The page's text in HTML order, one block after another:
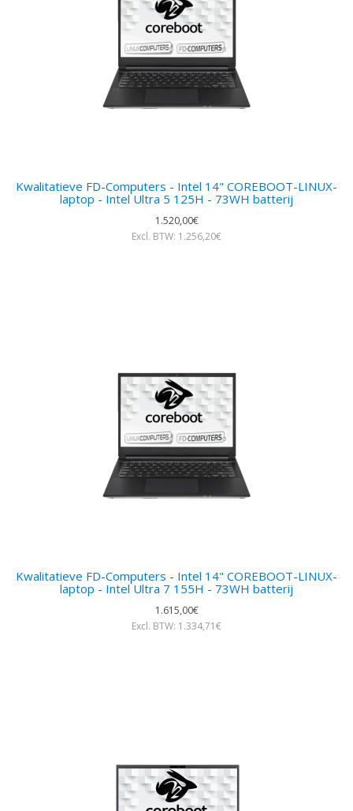
Kwalitatieve FD-Computers - Intel 14" COREBOOT-LINUX-
laptop - Intel Ultra 5 125H - 73WH batterij
1.520,00€
Excl. BTW: 1.256,20€
Kwalitatieve FD-Computers - Intel 14" COREBOOT-LINUX-
laptop - Intel Ultra 7 155H - 73WH batterij
1.615,00€
Excl. BTW: 1.334,71€